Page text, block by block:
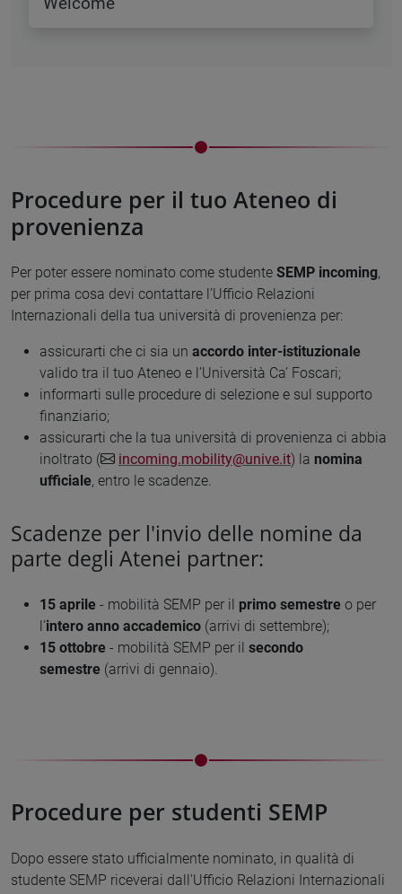
Procedure per il tuo Ateneo di
provenienza
Per poter essere nominato come studente SEMP incoming,
per prima cosa devi contattare l’Ufficio Relazioni
Internazionali della tua università di provenienza per:
assicurarti che ci sia un accordo inter-istituzionale
valido tra il tuo Ateneo e l’Università Ca’ Foscari;
informarti sulle procedure di selezione e sul supporto
finanziario;
assicurarti che la tua università di provenienza ci abbia
inoltrato (
incoming.mobility@unive.it) la nomina
ufficiale, entro le scadenze.
Scadenze per l'invio delle nomine da
parte degli Atenei partner:
15 aprile - mobilità SEMP per il primo semestre o per
l’intero anno accademico (arrivi di settembre);
15 ottobre - mobilità SEMP per il secondo
semestre (arrivi di gennaio).
Procedure per studenti SEMP
Dopo essere stato ufficialmente nominato, in qualità di
studente SEMP riceverai dall'Ufficio Relazioni Internazionali